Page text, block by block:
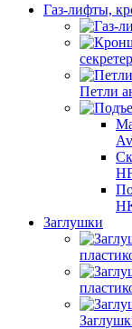
Газ-лифты,
Петли
Заглушки